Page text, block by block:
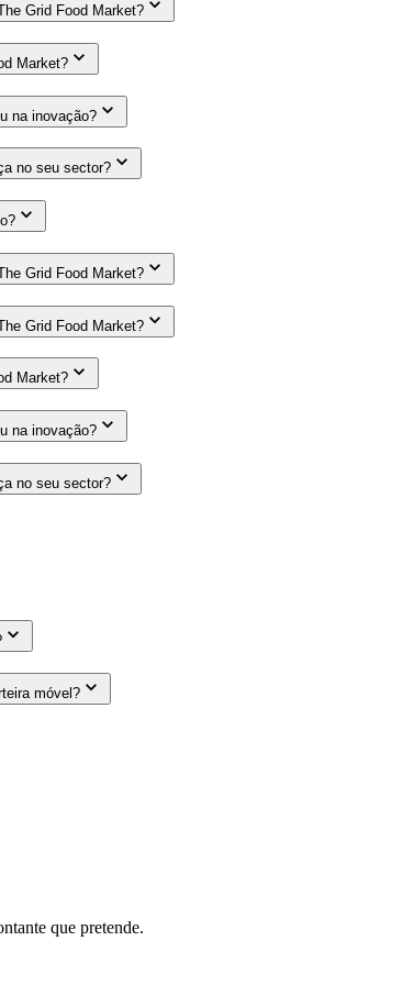
Grid Food Market?
Market?
na inovação?
no seu sector?
Grid Food Market?
Grid Food Market?
Market?
na inovação?
no seu sector?
móvel?
que pretende.